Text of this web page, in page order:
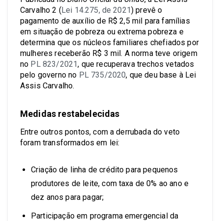
Carvalho 2 (Lei 14.275, de 2021) prevê o
pagamento de auxílio de R$ 2,5 mil para famílias
em situação de pobreza ou extrema pobreza e
determina que os núcleos familiares chefiados por
mulheres receberão R$ 3 mil. A norma teve origem
no PL 823/2021, que recuperava trechos vetados
pelo governo no PL 735/2020, que deu base à Lei
Assis Carvalho.
Medidas restabelecidas
Entre outros pontos, com a derrubada do veto
foram transformados em lei:
Criação de linha de crédito para pequenos
produtores de leite, com taxa de 0% ao ano e
dez anos para pagar;
Participação em programa emergencial da